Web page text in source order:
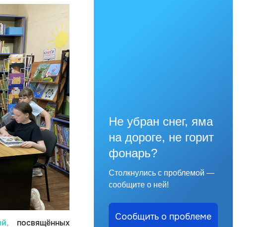
,посвящённых
Не убран снег, яма
на дороге, не горит
фонарь?
Столкнулись с проблемой —
сообщите о ней!
Сообщить о проблеме